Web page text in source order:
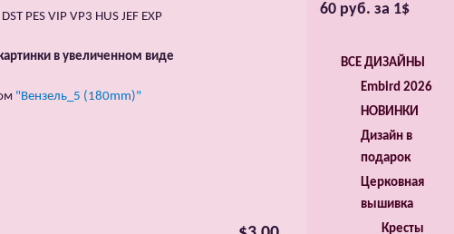
PES VIP VP3 HUS JEF EXP
в увеличенном виде
"Вензель_5 (180mm)"
60 руб. за 1$
ВСЕ ДИЗАЙНЫ
Embird 2026
НОВИНКИ
Дизайн в
подарок
Церковная
вышивка
Кресты